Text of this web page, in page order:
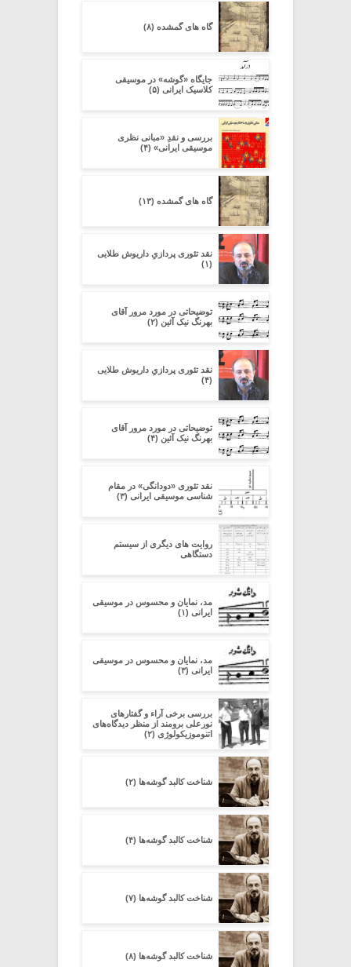
گاه های گمشده (۸)
جایگاه «گوشه» در موسیقی
کلاسیک ایرانی (۵)
بررسی و نقدِ «مبانی نظری
موسیقی ایرانی» (۴)
گاه های گمشده (۱۳)
نقد تئوری پردازیِ داریوش طلایی
(۱)
توضیحاتی در مورد مرور آقای
بهرنگ نیک آئین (۲)
نقد تئوری پردازیِ داریوش طلایی
(۴)
توضیحاتی در مورد مرور آقای
بهرنگ نیک آئین (۴)
نقد تئوری «دودانگی» در مقام
شناسی موسیقی ایرانی (۳)
روایت های دیگری از سیستم
دستگاهی
مد، نمایان و محسوس در موسیقی
ایرانی (۱)
مد، نمایان و محسوس در موسیقی
ایرانی (۳)
بررسی برخی آراء و گفتارهای
نورعلی برومند از منظر دیدگاه‌های
اتنوموزیکولوژی (۲)
شناخت کالبد گوشه‌ها (۲)
شناخت کالبد گوشه‌ها (۴)
شناخت کالبد گوشه‌ها (۷)
شناخت کالبد گوشه‌ها (۸)